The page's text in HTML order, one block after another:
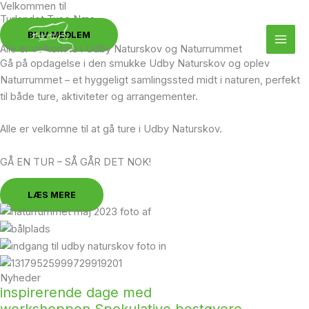
Gå
til
indholdet
Velkommen til
Turlandet Tuse Næs
BLIV MEDLEM
Alle er velkomne i Udby Naturskov og Naturrummet
Gå på opdagelse i den smukke Udby Naturskov og oplev
Naturrummet – et hyggeligt samlingssted midt i naturen, perfekt
til både ture, aktiviteter og arrangementer.
Alle er velkomne til at gå ture i Udby Naturskov.
GÅ EN TUR – SÅ GÅR DET NOK!
LÆS MERE
Nyheder
inspirerende dage med